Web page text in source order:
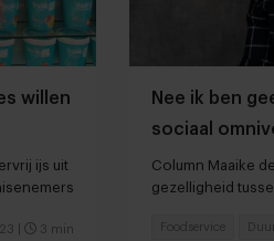
willen
ijs uit
3 min
Nee ik ben
sociaal
Column Maaike
gezelligheid
Foodservice